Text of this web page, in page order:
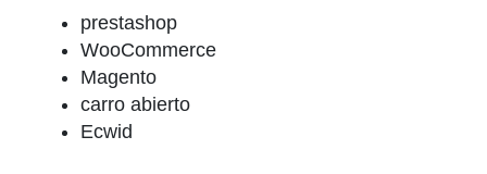
prestashop
WooCommerce
Magento
carro abierto
Ecwid